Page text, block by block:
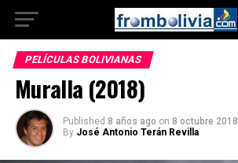
PELÍCULAS BOLIVIANAS
Muralla (2018)
Published 8 años ago on 8 octubre 2018
By José Antonio Terán Revilla